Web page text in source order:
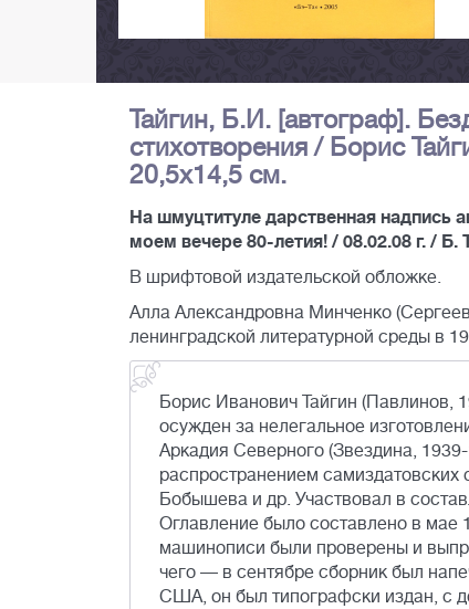
Тайгин, Б.И. [автограф].
стихотворения / Борис
20,5x14,5 см.
На шмуцтитуле дарственная
моем вечере 80-летия! / 08.02.08 г. / Б.
В шрифтовой издательской обложке.
Алла Александровна Минченко
ленинградской литературной среды в
Борис Иванович Тайгин (Павлинов,
осужден за нелегальное
Аркадия Северного (Звездина,
распространением
Бобышева и др. Участвовал в
Оглавление было составлено в мае
машинописи были проверены и
чего — в сентябре сборник был
США, он был типографски издан, с